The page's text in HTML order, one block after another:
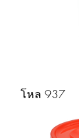
โหล 937